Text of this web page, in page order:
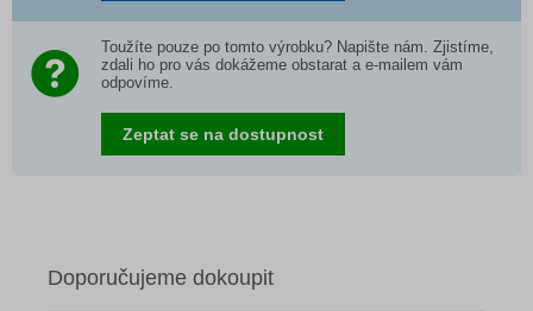
Toužíte pouze po tomto výrobku? Napište nám. Zjistíme,
zdali ho pro vás dokážeme obstarat a e-mailem vám
odpovíme.
Zeptat se na dostupnost
Doporučujeme dokoupit